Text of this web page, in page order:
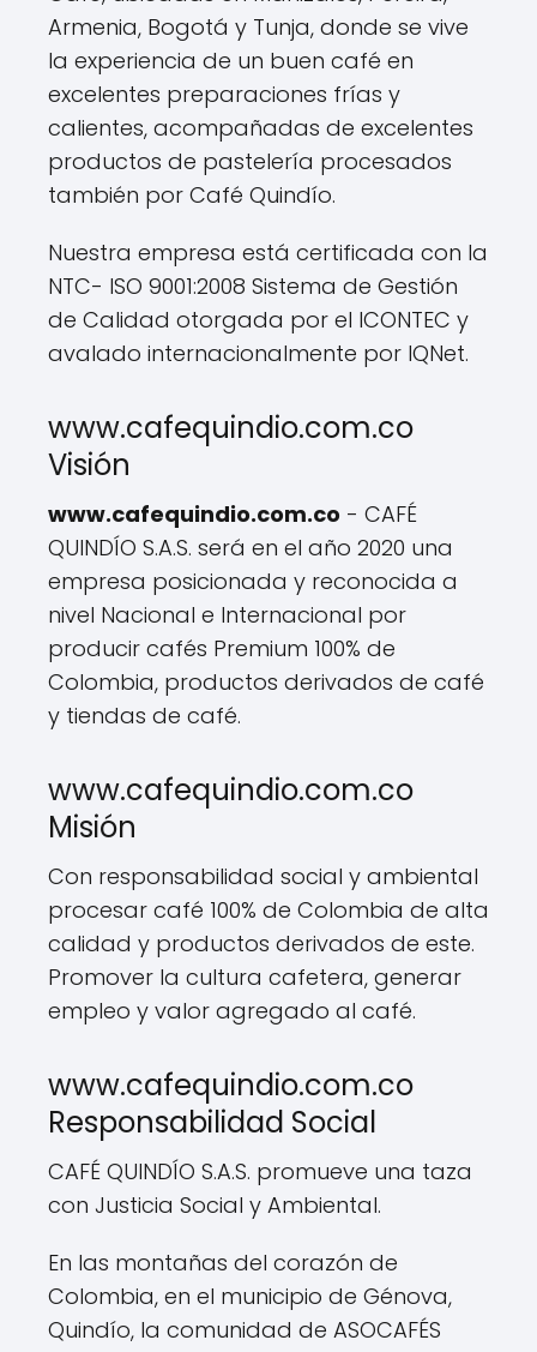
Armenia, Bogotá y Tunja, donde se vive
la experiencia de un buen café en
excelentes preparaciones frías y
calientes, acompañadas de excelentes
productos de pastelería procesados
también por Café Quindío.
Nuestra empresa está certificada con la
NTC- ISO 9001:2008 Sistema de Gestión
de Calidad otorgada por el ICONTEC y
avalado internacionalmente por IQNet.
www.cafequindio.com.co
Visión
www.cafequindio.com.co - CAFÉ
QUINDÍO S.A.S. será en el año 2020 una
empresa posicionada y reconocida a
nivel Nacional e Internacional por
producir cafés Premium 100% de
Colombia, productos derivados de café
y tiendas de café.
www.cafequindio.com.co
Misión
Con responsabilidad social y ambiental
procesar café 100% de Colombia de alta
calidad y productos derivados de este.
Promover la cultura cafetera, generar
empleo y valor agregado al café.
www.cafequindio.com.co
Responsabilidad Social
CAFÉ QUINDÍO S.A.S. promueve una taza
con Justicia Social y Ambiental.
En las montañas del corazón de
Colombia, en el municipio de Génova,
Quindío, la comunidad de ASOCAFÉS